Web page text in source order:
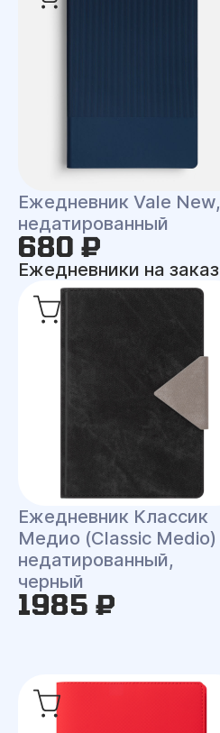
Ежедневник Vale New,
недатированный
680 ₽
Ежедневники на заказ
Ежедневник Классик
Медио (Classic Medio)
недатированный,
черный
1985 ₽